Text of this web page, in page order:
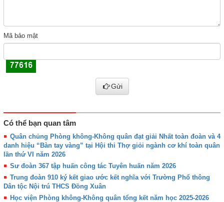
Mã bảo mật
Gửi
Có thể bạn quan tâm
Quân chủng Phòng không-Không quân đạt giải Nhất toàn đoàn và 4
danh hiệu “Bàn tay vàng” tại Hội thi Thợ giỏi ngành cơ khí toàn quân
lần thứ VI năm 2026
Sư đoàn 367 tập huấn công tác Tuyên huấn năm 2026
Trung đoàn 910 ký kết giao ước kết nghĩa với Trường Phổ thông
Dân tộc Nội trú THCS Đồng Xuân
Học viện Phòng không-Không quân tổng kết năm học 2025-2026